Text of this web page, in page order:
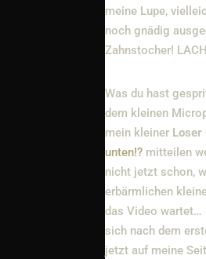
meine Lupe,
noch gnädig
Zahnstocher!
Was du hast
dem kleinen
mein kleiner Loser
unten!? mitteilen
nicht jetzt schon,
erbärmlichen
das Video wartet…
sich nach dem
jetzt auf meine